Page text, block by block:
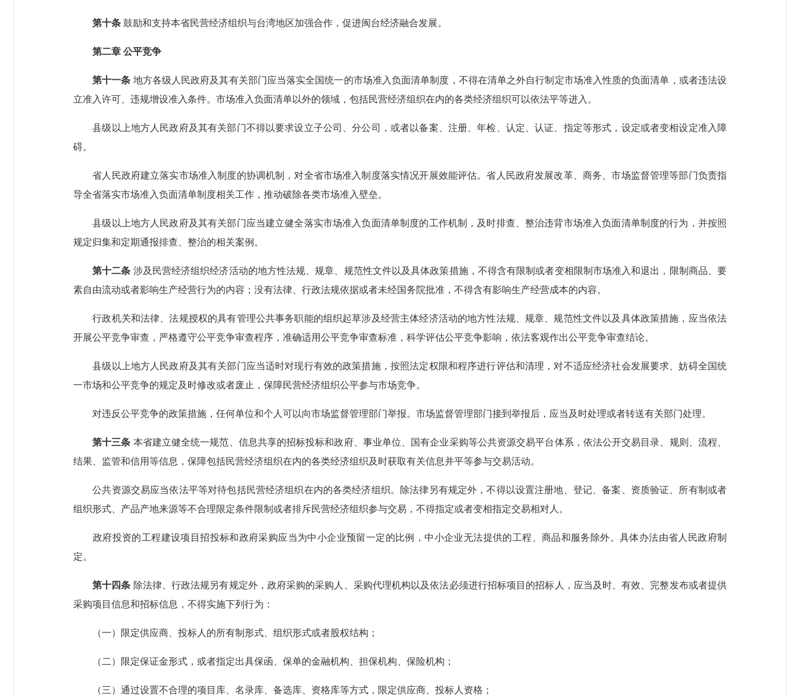
第十条 鼓励和支持本省民营经济组织与台湾地区加强合作，促进闽台经济融合发展。
第二章 公平竞争
第十一条 地方各级人民政府及其有关部门应当落实全国统一的市场准入负面清单制度，不得在清单之外自行制定市场准入性质的负面清单，或者违法设
立准入许可、违规增设准入条件。市场准入负面清单以外的领域，包括民营经济组织在内的各类经济组织可以依法平等进入。
县级以上地方人民政府及其有关部门不得以要求设立子公司、分公司，或者以备案、注册、年检、认定、认证、指定等形式，设定或者变相设定准入障
碍。
省人民政府建立落实市场准入制度的协调机制，对全省市场准入制度落实情况开展效能评估。省人民政府发展改革、商务、市场监督管理等部门负责指
导全省落实市场准入负面清单制度相关工作，推动破除各类市场准入壁垒。
县级以上地方人民政府及其有关部门应当建立健全落实市场准入负面清单制度的工作机制，及时排查、整治违背市场准入负面清单制度的行为，并按照
规定归集和定期通报排查、整治的相关案例。
第十二条 涉及民营经济组织经济活动的地方性法规、规章、规范性文件以及具体政策措施，不得含有限制或者变相限制市场准入和退出，限制商品、要
素自由流动或者影响生产经营行为的内容；没有法律、行政法规依据或者未经国务院批准，不得含有影响生产经营成本的内容。
行政机关和法律、法规授权的具有管理公共事务职能的组织起草涉及经营主体经济活动的地方性法规、规章、规范性文件以及具体政策措施，应当依法
开展公平竞争审查，严格遵守公平竞争审查程序，准确适用公平竞争审查标准，科学评估公平竞争影响，依法客观作出公平竞争审查结论。
县级以上地方人民政府及其有关部门应当适时对现行有效的政策措施，按照法定权限和程序进行评估和清理，对不适应经济社会发展要求、妨碍全国统
一市场和公平竞争的规定及时修改或者废止，保障民营经济组织公平参与市场竞争。
对违反公平竞争的政策措施，任何单位和个人可以向市场监督管理部门举报。市场监督管理部门接到举报后，应当及时处理或者转送有关部门处理。
第十三条 本省建立健全统一规范、信息共享的招标投标和政府、事业单位、国有企业采购等公共资源交易平台体系，依法公开交易目录、规则、流程、
结果、监管和信用等信息，保障包括民营经济组织在内的各类经济组织及时获取有关信息并平等参与交易活动。
公共资源交易应当依法平等对待包括民营经济组织在内的各类经济组织。除法律另有规定外，不得以设置注册地、登记、备案、资质验证、所有制或者
组织形式、产品产地来源等不合理限定条件限制或者排斥民营经济组织参与交易，不得指定或者变相指定交易相对人。
政府投资的工程建设项目招投标和政府采购应当为中小企业预留一定的比例，中小企业无法提供的工程、商品和服务除外。具体办法由省人民政府制
定。
第十四条 除法律、行政法规另有规定外，政府采购的采购人、采购代理机构以及依法必须进行招标项目的招标人，应当及时、有效、完整发布或者提供
采购项目信息和招标信息，不得实施下列行为：
（一）限定供应商、投标人的所有制形式、组织形式或者股权结构；
（二）限定保证金形式，或者指定出具保函、保单的金融机构、担保机构、保险机构；
（三）通过设置不合理的项目库、名录库、备选库、资格库等方式，限定供应商、投标人资格；